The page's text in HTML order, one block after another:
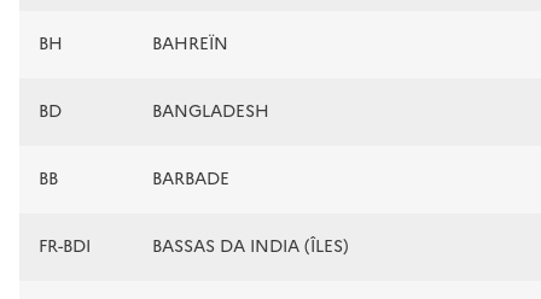
BH BAHREÏN
BD BANGLADESH
BB BARBADE
FR-BDI BASSAS DA INDIA (ÎLES)